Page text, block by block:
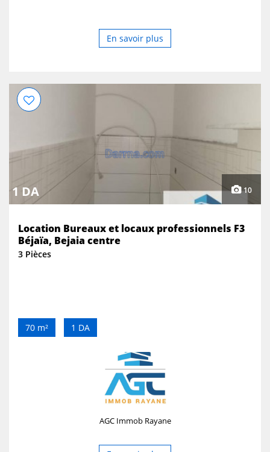
Avocat/ cabinet d'expertise comptable etc. Venez le
visiter tout simplementEn savoir plus
1 DA 10
Location Bureaux et locaux professionnels F3
Béjaïa, Bejaia centre
3 Pièces
70 m² 1 DA
AGC Immob Rayane